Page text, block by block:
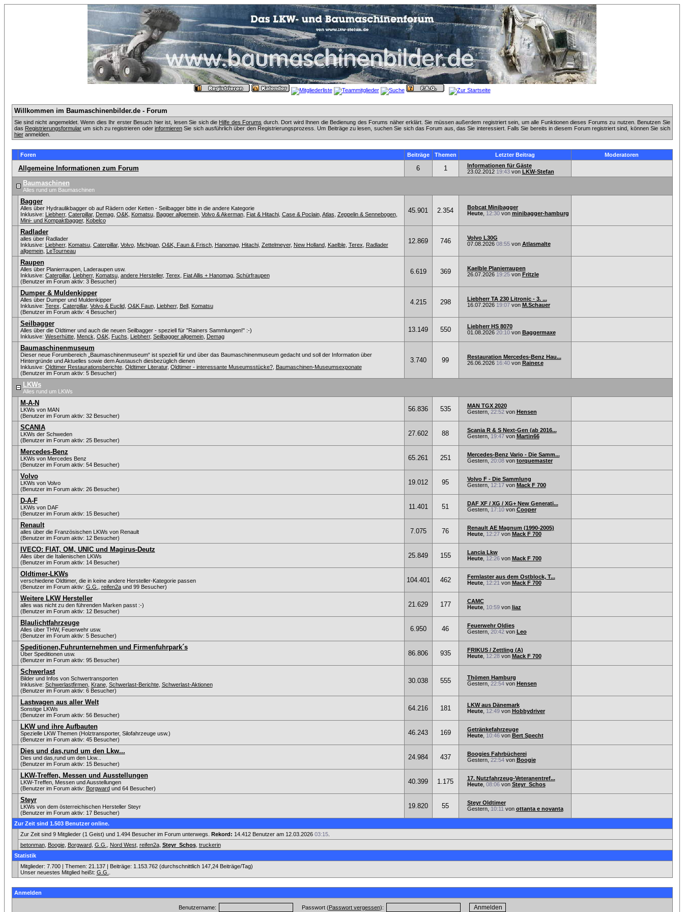
Willkommen im Baumaschinenbilder.de - Forum
Sie sind nicht angemeldet. Wenn dies Ihr erster Besuch hier ist, lesen Sie sich die Hilfe des Forums durch. Dort wird Ihnen die Bedienung des Forums näher erklärt. Sie müssen außerdem registriert sein, um alle Funktionen dieses Forums zu nutzen. Benutzen Sie
das Registrierungsformularum sich zu registrieren oder informierenSie sich ausführlich über den Registrierungsprozess. Um Beiträge zu lesen, suchen Sie sich das Forum aus, das Sie interessiert. Falls Sie bereits in diesem Forum registriert sind, können Sie sich
hieranmelden.
Foren Beiträge Themen Letzter Beitrag Moderatoren
Allgemeine Informationen zum Forum 6 1
Informationen für Gäste
23.02.2012 19:43von LKW-Stefan
Baumaschinen
Alles rund um Baumaschinen
Bagger
Alles über Hydraulikbagger ob auf Rädern oder Ketten - Seilbagger bitte in die andere Kategorie
Inklusive: Liebherr, Caterpillar, Demag, O&K, Komatsu, Bagger allgemein, Volvo & Akerman, Fiat & Hitachi, Case & Poclain, Atlas Zeppelin & Sennebogen,
Mini- und Kompaktbagger, Kobelco
45.901 2.354
Bobcat Minibagger
Heute, 12:30von minibagger-hamburg
Radlader
alles über Radlader
Inklusive: Liebherr, Komatsu, Caterpillar, Volvo, Michigan, O&K, Faun & Frisch, Hanomag, Hitachi, Zettelmeyer, New Holland, Kaelble, Terex
Radlader
allgemein, LeTourneau
12.869 746
Volvo L30G
07.08.2026 08:55von Atlasmalte
Raupen
Alles über Planierraupen, Laderaupen usw.
Inklusive: Caterpillar, Liebherr, Komatsu, andere Hersteller, Terex Fiat Allis + Hanomag, Schürfraupen
(Benutzer im Forum aktiv: 3 Besucher)
6.619 369
Kaelble Planierraupen
26.07.2026 19:25von Fritzle
Dumper & Muldenkipper
Alles über Dumper und Muldenkipper
Inklusive: Terex Caterpillar, Volvo & Euclid, O&K Faun, Liebherr, Bell, Komatsu
(Benutzer im Forum aktiv: 4 Besucher)
4.215 298
Liebherr TA 230 Litronic - 3. ...
16.07.2026 19:07von M.Schauer
Seilbagger
Alles über die Oldtimer und auch die neuen Seilbagger - speziell für "Rainers Sammlungen!" :-)
Inklusive: Weserhütte, Menck O&K, Fuchs Liebherr, Seilbagger allgemein, Demag
13.149 550
Liebherr HS 8070
01.08.2026 20:10von Baggermaxe
Baumaschinenmuseum
Dieser neue Forumbereich „Baumaschinenmuseum“ ist speziell für und über das Baumaschinenmuseum gedacht und soll der Information über
Hintergründe und Aktuelles sowie dem Austausch diesbezüglich dienen
Inklusive: Oldtimer Restaurationsberichte, Oldtimer Literatur, Oldtimer - interessante Museumsstücke?, Baumaschinen-Museumsexponate
(Benutzer im Forum aktiv: 5 Besucher)
3.740 99
Restauration Mercedes-Benz Hau...
26.06.2026 16:40von Rainer.e
LKWs
Alles rund um LKWs
M-A-N
LKWs von MAN
(Benutzer im Forum aktiv: 32 Besucher)
56.836 535
MAN TGX 2020
Gestern, 22:52von Hensen
SCANIA
LKWs der Schweden
(Benutzer im Forum aktiv: 25 Besucher)
27.602 88
Scania R & S Next-Gen (ab 2016...
Gestern, 19:47von Martin66
Mercedes-Benz
LKWs von Mercedes Benz
(Benutzer im Forum aktiv: 54 Besucher)
65.261 251
Mercedes-Benz Vario - Die Samm...
Gestern, 20:08von torquemaster
Volvo
LKWs von Volvo
(Benutzer im Forum aktiv: 26 Besucher)
19.012 95
Volvo F - Die Sammlung
Gestern, 12:17von Mack F 700
D-A-F
LKWs von DAF
(Benutzer im Forum aktiv: 15 Besucher)
11.401 51
DAF XF / XG / XG+ New Generati...
Gestern, 17:10von Cooper
Renault
alles über die Französischen LKWs von Renault
(Benutzer im Forum aktiv: 12 Besucher)
7.075 76
Renault AE Magnum (1990-2005)
Heute, 12:27von Mack F 700
IVECO: FIAT, OM, UNIC und Magirus-Deutz
Alles über die Italienischen LKWs
(Benutzer im Forum aktiv: 14 Besucher)
25.849 155
Lancia Lkw
Heute, 12:26von Mack F 700
Oldtimer-LKWs
verschiedene Oldtimer, die in keine andere Hersteller-Kategorie passen
(Benutzer im Forum aktiv: G.G. reifen2aund 99 Besucher)
104.401 462
Fernlaster aus dem Ostblock, T...
Heute, 12:21 von Mack F 700
Weitere LKW Hersteller
alles was nicht zu den führenden Marken passt :-)
(Benutzer im Forum aktiv: 12 Besucher)
21.629 177
CAMC
Heute, 10:59von liaz
Blaulichtfahrzeuge
Alles über THW, Feuerwehr usw.
(Benutzer im Forum aktiv: 5 Besucher)
6.950 46
Feuerwehr Oldies
Gestern, 20:42von Leo
Speditionen,Fuhrunternehmen und Firmenfuhrpark´s
Über Speditionen usw.
(Benutzer im Forum aktiv: 95 Besucher)
86.806 935
FRIKUS / Zettling (A)
Heute, 12:28von Mack F 700
Schwerlast
Bilder und Infos von Schwertransporten
Inklusive: Schwerlastfirmen, Krane, Schwerlast-Berichte, Schwerlast-Aktionen
(Benutzer im Forum aktiv: 6 Besucher)
30.038 555
Thömen Hamburg
Gestern, 22:54von Hensen
Lastwagen aus aller Welt
Sonstige LKWs
(Benutzer im Forum aktiv: 56 Besucher)
64.216 181
LKW aus Dänemark
Heute, 12:49von Hobbydriver
LKW und ihre Aufbauten
Spezielle LKW Themen (Holztransporter, Silofahrzeuge usw.)
(Benutzer im Forum aktiv: 45 Besucher)
46.243 169
Getränkefahrzeuge
Heute, 10:46von Bert Specht
Dies und das,rund um den Lkw...
Dies und das,rund um den Lkw...
(Benutzer im Forum aktiv: 15 Besucher)
24.984 437
Boogies Fahrbücherei
Gestern, 22:54von Boogie
LKW-Treffen, Messen und Ausstellungen
LKW-Treffen, Messen und Ausstellungen
(Benutzer im Forum aktiv: Borgwardund 64 Besucher)
40.399 1.175
17. Nutzfahrzeug-Veteranentref...
Heute, 08:06von Steyr_Schos
Steyr
LKWs von dem österreichischen Hersteller Steyr
(Benutzer im Forum aktiv: 17 Besucher)
19.820 55
Steyr Oldtimer
Gestern, 10:11 von ottanta e novanta
Zur Zeit sind 1.503 Benutzer online.
Zur Zeit sind 9 Mitglieder (1 Geist) und 1.494 Besucher im Forum unterwegs. Rekord: 14.412 Benutzer am 12.03.2026 03:15.
betonman, Boogie, Borgward, G.G. Nord West, reifen2a, Steyr_Schos, truckerin
Statistik
Mitglieder: 7.700 | Themen: 21.137 | Beiträge: 1.153.762 (durchschnittlich 147,24 Beiträge/Tag)
Unser neuestes Mitglied heißt: G.G.
Anmelden
Benutzername: Passwort (Passwort vergessen):